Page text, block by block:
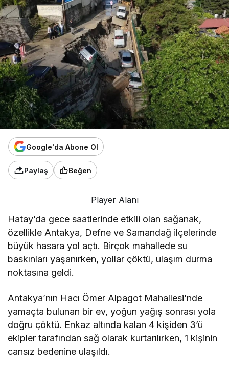
Google'da Abone Ol
Paylaş Beğen
Player Alanı
Hatay’da gece saatlerinde etkili olan sağanak,
özellikle Antakya, Defne ve Samandağ ilçelerinde
büyük hasara yol açtı. Birçok mahallede su
baskınları yaşanırken, yollar çöktü, ulaşım durma
noktasına geldi.
Antakya’nın Hacı Ömer Alpagot Mahallesi’nde
yamaçta bulunan bir ev, yoğun yağış sonrası yola
doğru çöktü. Enkaz altında kalan 4 kişiden 3’ü
ekipler tarafından sağ olarak kurtarılırken, 1 kişinin
cansız bedenine ulaşıldı.